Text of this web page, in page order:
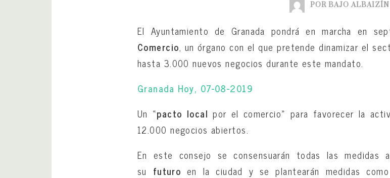
POR BAJO ALBAIZÍN
El Ayuntamiento de Granada pondrá en marcha en
Comercio, un órgano con el que pretende dinamizar el
hasta 3.000 nuevos negocios durante este mandato.
Granada Hoy, 07-08-2019
Un «pacto local por el comercio» para favorecer la
12.000 negocios abiertos.
En este consejo se consensuarán todas las
su futuro en la ciudad y se plantearán medidas